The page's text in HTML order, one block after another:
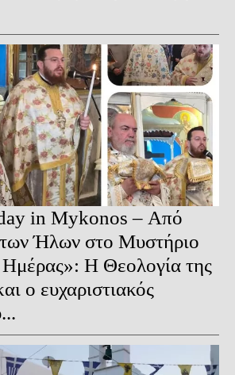
in Mykonos – Από
Ήλων στο Μυστήριο
Η Θεολογία της
ο ευχαριστιακός